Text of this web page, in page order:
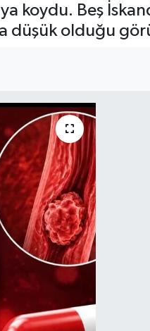
koydu. Beş
düşük olduğu